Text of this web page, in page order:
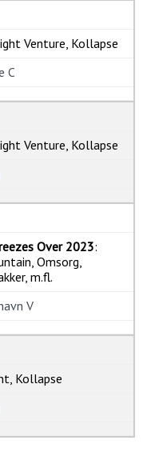
Venture, Kollapse
C
Venture, Kollapse
Over 2023:
Omsorg,
m.fl.
V
Kollapse